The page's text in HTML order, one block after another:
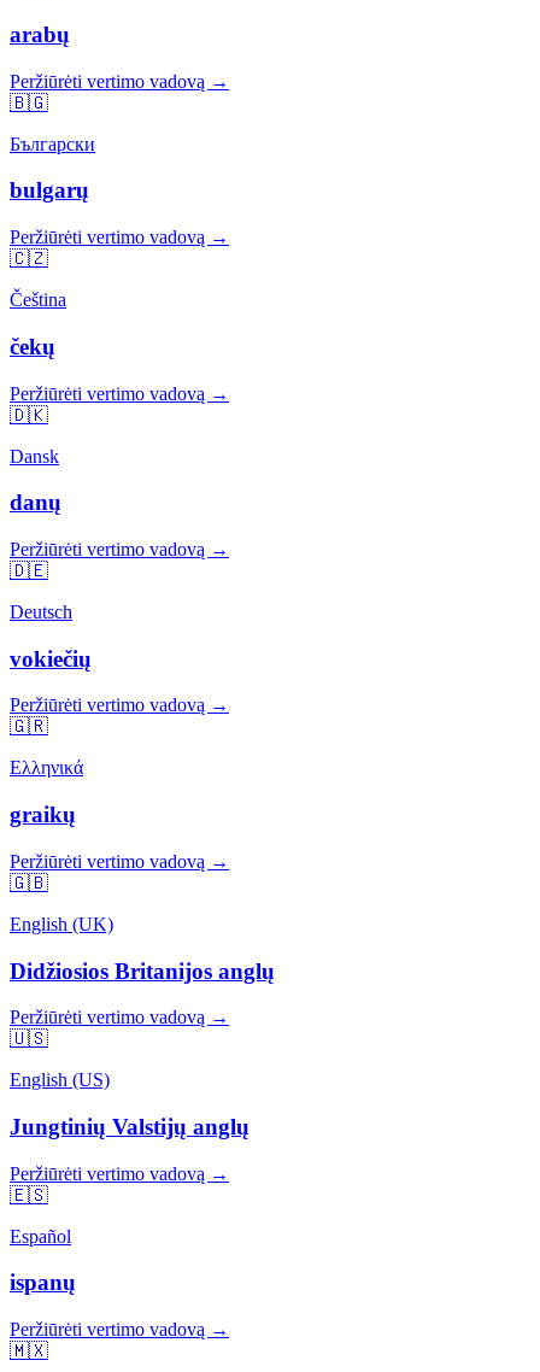
arabų
Peržiūrėti vertimo vadovą →
🇧🇬
Български
bulgarų
Peržiūrėti vertimo vadovą →
🇨🇿
Čeština
čekų
Peržiūrėti vertimo vadovą →
🇩🇰
Dansk
danų
Peržiūrėti vertimo vadovą →
🇩🇪
Deutsch
vokiečių
Peržiūrėti vertimo vadovą →
🇬🇷
Ελληνικά
graikų
Peržiūrėti vertimo vadovą →
🇬🇧
English (UK)
Didžiosios Britanijos anglų
Peržiūrėti vertimo vadovą →
🇺🇸
English (US)
Jungtinių Valstijų anglų
Peržiūrėti vertimo vadovą →
🇪🇸
Español
ispanų
Peržiūrėti vertimo vadovą →
🇲🇽